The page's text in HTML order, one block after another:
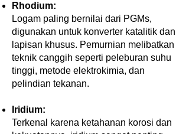
Rhodium:
Logam paling bernilai dari PGMs,
digunakan untuk konverter katalitik dan
lapisan khusus. Pemurnian melibatkan
teknik canggih seperti peleburan suhu
tinggi, metode elektrokimia, dan
pelindian tekanan.
Iridium:
Terkenal karena ketahanan korosi dan